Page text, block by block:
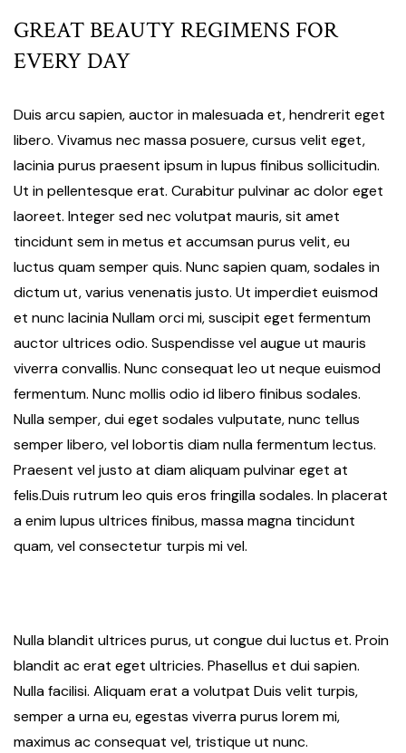
GREAT BEAUTY REGIMENS FOR
EVERY DAY
Duis arcu sapien, auctor in malesuada et, hendrerit eget
libero. Vivamus nec massa posuere, cursus velit eget,
lacinia purus praesent ipsum in lupus finibus sollicitudin.
Ut in pellentesque erat. Curabitur pulvinar ac dolor eget
laoreet. Integer sed nec volutpat mauris, sit amet
tincidunt sem in metus et accumsan purus velit, eu
luctus quam semper quis. Nunc sapien quam, sodales in
dictum ut, varius venenatis justo. Ut imperdiet euismod
et nunc lacinia Nullam orci mi, suscipit eget fermentum
auctor ultrices odio. Suspendisse vel augue ut mauris
viverra convallis. Nunc consequat leo ut neque euismod
fermentum. Nunc mollis odio id libero finibus sodales.
Nulla semper, dui eget sodales vulputate, nunc tellus
semper libero, vel lobortis diam nulla fermentum lectus.
Praesent vel justo at diam aliquam pulvinar eget at
felis.Duis rutrum leo quis eros fringilla sodales. In placerat
a enim lupus ultrices finibus, massa magna tincidunt
quam, vel consectetur turpis mi vel.
Nulla blandit ultrices purus, ut congue dui luctus et. Proin
blandit ac erat eget ultricies. Phasellus et dui sapien.
Nulla facilisi. Aliquam erat a volutpat Duis velit turpis,
semper a urna eu, egestas viverra purus lorem mi,
maximus ac consequat vel, tristique ut nunc.